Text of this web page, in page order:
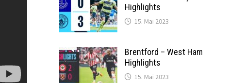
Highlights
15. Mai 2023
Brentford – West Ham
Highlights
15. Mai 2023